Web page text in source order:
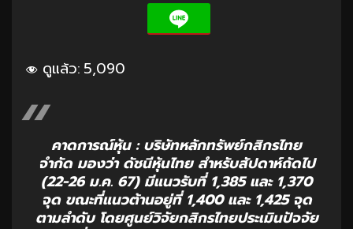
ดูแล้ว: 5,090
คาดการณ์หุ้น : บริษัทหลักทรัพย์กสิกรไทย
จำกัด มองว่า ดัชนีหุ้นไทย สำหรับสัปดาห์ถัดไป
(22-26 ม.ค. 67) มีแนวรับที่ 1,385 และ 1,370
จุด ขณะที่แนวต้านอยู่ที่ 1,400 และ 1,425 จุด
ตามลำดับ โดยศูนย์วิจัยกสิกรไทยประเมินปัจจัย